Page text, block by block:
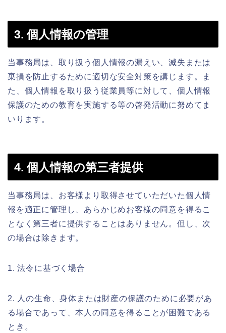
3. 個人情報の管理
当事務局は、取り扱う個人情報の漏えい、滅失または
棄損を防止するために適切な安全対策を講じます。ま
た、個人情報を取り扱う従業員等に対して、個人情報
保護のための教育を実施する等の啓発活動に努めてま
いります。
4. 個人情報の第三者提供
当事務局は、お客様より取得させていただいた個人情
報を適正に管理し、あらかじめお客様の同意を得るこ
となく第三者に提供することはありません。但し、次
の場合は除きます。
1. 法令に基づく場合
2. 人の生命、身体または財産の保護のために必要があ
る場合であって、本人の同意を得ることが困難である
とき。